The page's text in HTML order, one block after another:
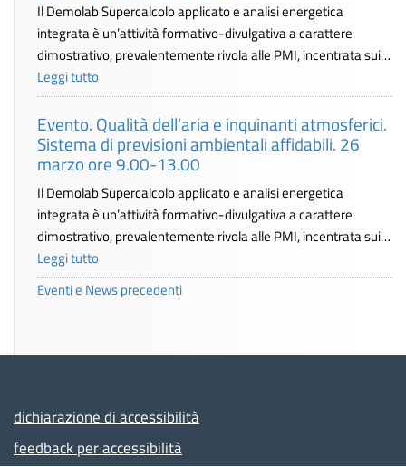
Il Demolab Supercalcolo applicato e analisi energetica
integrata è un’attività formativo-divulgativa a carattere
dimostrativo, prevalentemente rivola alle PMI, incentrata sui…
Leggi tutto
Evento. Qualità dell’aria e inquinanti atmosferici.
Sistema di previsioni ambientali affidabili. 26
marzo ore 9.00-13.00
Il Demolab Supercalcolo applicato e analisi energetica
integrata è un’attività formativo-divulgativa a carattere
dimostrativo, prevalentemente rivola alle PMI, incentrata sui…
Leggi tutto
Eventi e News precedenti
dichiarazione di accessibilità
feedback per accessibilità